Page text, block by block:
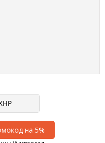
на 5%